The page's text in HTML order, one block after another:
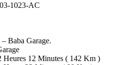
1023-AC
Baba Garage.
Heures 12 Minutes ( 142 Km )